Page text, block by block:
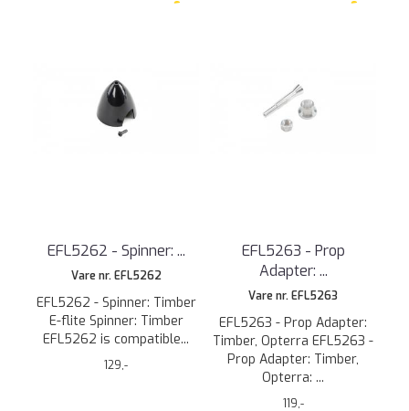
EFL5262 - Spinner: ...
Vare nr. EFL5262
EFL5262 - Spinner: Timber
E-flite Spinner: Timber
EFL5262 is compatible...
129,-
EFL5263 - Prop
Adapter: ...
Vare nr. EFL5263
EFL5263 - Prop Adapter:
Timber, Opterra EFL5263 -
Prop Adapter: Timber,
Opterra: ...
119,-